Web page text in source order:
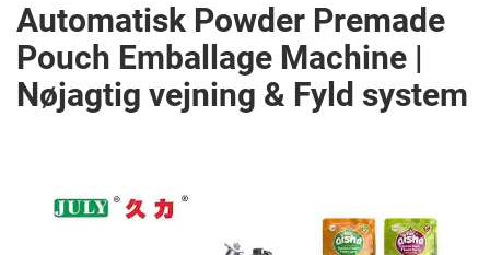
Automatisk Powder Premade
Pouch Emballage Machine |
Nøjagtig vejning & Fyld system